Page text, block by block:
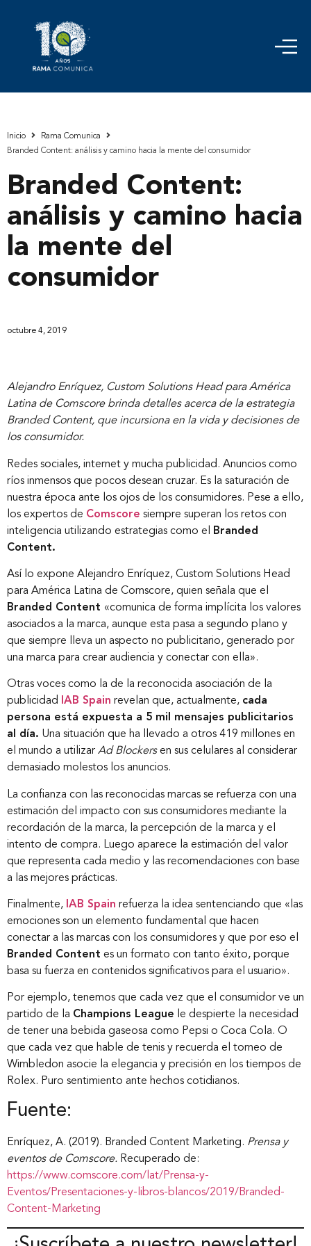
Inicio
Rama Comunica
Branded Content: análisis y camino hacia la mente del consumidor
Branded Content:
análisis y camino hacia
la mente del
consumidor
octubre 4, 2019
Alejandro Enríquez, Custom Solutions Head para América
Latina de Comscore brinda detalles acerca de la estrategia
Branded Content, que incursiona en la vida y decisiones de
los consumidor.
Redes sociales, internet y mucha publicidad. Anuncios como
ríos inmensos que pocos desean cruzar. Es la saturación de
nuestra época ante los ojos de los consumidores. Pese a ello,
los expertos de Comscore siempre superan los retos con
inteligencia utilizando estrategias como el
Branded
Content.
Así lo expone Alejandro Enríquez, Custom Solutions Head
para América Latina de Comscore, quien señala que el
Branded Content «comunica de forma implícita los valores
asociados a la marca, aunque esta pasa a segundo plano y
que siempre lleva un aspecto no publicitario, generado por
una marca para crear audiencia y conectar con ella».
Otras voces como la de la reconocida asociación de la
publicidad IAB Spain revelan que, actualmente, cada
persona está expuesta a 5 mil mensajes publicitarios
al día. Una situación que ha llevado a otros 419 millones en
el mundo a utilizar Ad Blockersen sus celulares al considerar
demasiado molestos los anuncios.
La confianza con las reconocidas marcas se refuerza con una
estimación del impacto con sus consumidores mediante la
recordación de la marca, la percepción de la marca y el
intento de compra. Luego aparece la estimación del valor
que representa cada medio y las recomendaciones con base
a las mejores prácticas.
Finalmente, IAB Spain refuerza la idea sentenciando que «las
emociones son un elemento fundamental que hacen
conectar a las marcas con los consumidores y que por eso el
Branded Content es un formato con tanto éxito, porque
basa su fuerza en contenidos significativos para el usuario».
Por ejemplo, tenemos que cada vez que el consumidor ve un
partido de la Champions League le despierte la necesidad
de tener una bebida gaseosa como Pepsi o Coca Cola. O
que cada vez que hable de tenis y recuerda el torneo de
Wimbledon asocie la elegancia y precisión en los tiempos de
Rolex. Puro sentimiento ante hechos cotidianos.
Fuente:
Enríquez, A. (2019). Branded Content Marketing. Prensa y
eventos de Comscore. Recuperado de:
https://www.comscore.com/lat/Prensa-y-
Eventos/Presentaciones-y-libros-blancos/2019/Branded-
Content-Marketing